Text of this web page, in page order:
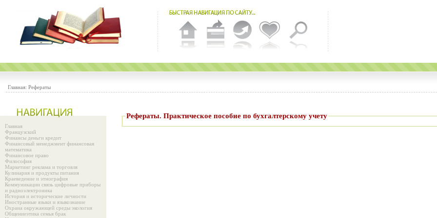
Главная: Рефераты
Главная
Французский
Финансы деньги кредит
Финансовый менеджмент финансовая
математика
Финансовое право
Философия
Маркетинг реклама и торговля
Кулинария и продукты питания
Краеведение и этнография
Коммуникации связь цифровые приборы
и радиоэлектроника
История и исторические личности
Иностранные языки и языкознание
Охрана окружающей среды экология
Общениеэтика семья брак
Рефераты. Практическое пособие по бухгалтерскому учету